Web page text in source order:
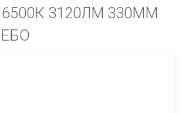
6500К 3120ЛМ 330ММ